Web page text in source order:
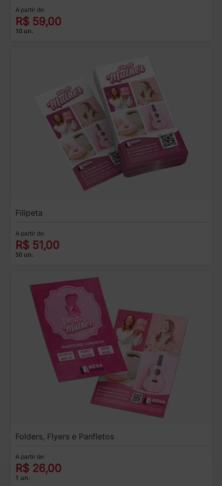
A partir de:
R$ 59,00
10 un.
Filipeta
A partir de:
R$ 51,00
50 un.
Folders, Flyers e Panfletos
A partir de:
R$ 26,00
1 un.